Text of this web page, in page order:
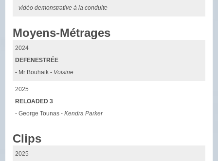
-vidéo demonstrative à la conduite
Moyens-Métrages
2024
DEFENESTRÉE
- Mr Bouhaik - Voisine
2025
RELOADED 3
- George Tounas -Kendra Parker
Clips
2025